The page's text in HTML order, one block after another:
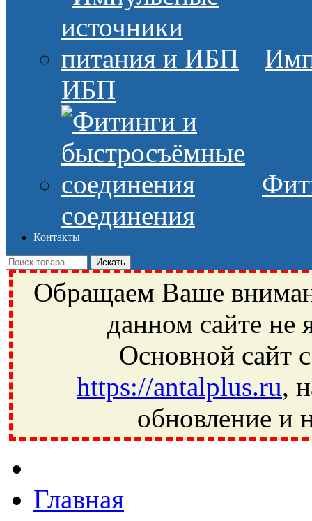
ИБП
соединения
Контакты
Обращаем Ваше
данном сайте не
Основной сайт
https://antalplus.ru,
обновление и
Ивантеевка, подшипники, пневматика, метизы, техника,
Главная